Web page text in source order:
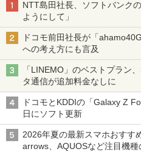
NTT島田社長、ソフトバンク
ようにして」
ドコモ前田社長が「
への考え方にも言及
「LINEMO」のベストプラン
タ通信が追加料金なしに
ドコモとKDDIの「Galaxy Z
日にソフト更新
2026年夏の最新スマホおすす
arrows、AQUOSなど注目機種